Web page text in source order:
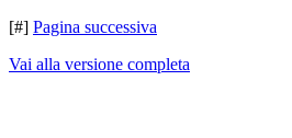
[#] Pagina successiva
Vai alla versione completa